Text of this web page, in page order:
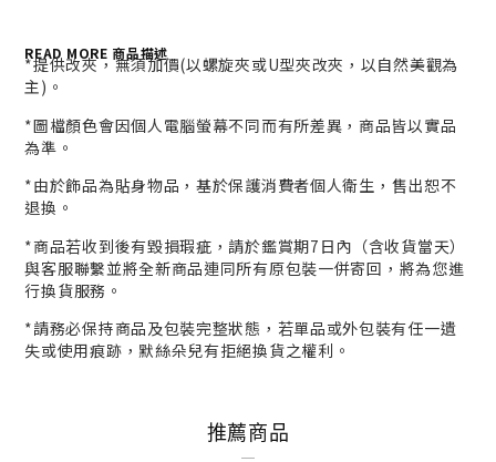
READ MORE 商品描述
*提供改夾，無須加價(以螺旋夾或U型夾改夾，以自然美觀為
主)。
*圖檔顏色會因個人電腦螢幕不同而有所差異，商品皆以實品
為準。
*由於飾品為貼身物品，基於保護消費者個人衛生， 售出恕不
退換。
*商品若收到後有毀損瑕疵，請於鑑賞期7日內（含收貨當天）
與客服聯繫並將全新商品連同所有原包裝一併寄回，將為您進
行換貨服務。
*請務必保持商品及包裝完整狀態，若單品或外包裝有任一遺
失或使用痕跡，默絲朵兒有拒絕換貨之權利。
推薦商品